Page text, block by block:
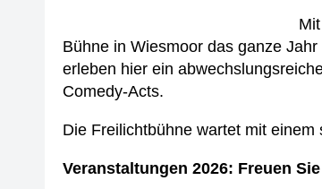
Bühne in Wiesmoor das ganze
erleben hier ein
Comedy-Acts.
Die Freilichtbühne wartet mit
Veranstaltungen 2026: Freuen